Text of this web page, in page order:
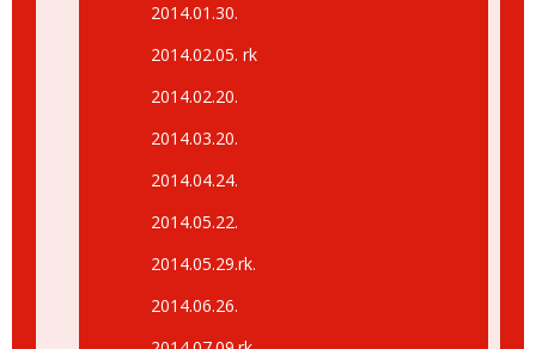
2014.01.30.
2014.02.05. rk
2014.02.20.
2014.03.20.
2014.04.24.
2014.05.22.
2014.05.29.rk.
2014.06.26.